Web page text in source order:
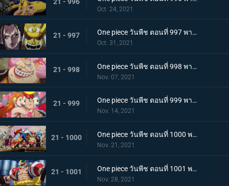
Oct. 24, 2021
21 - 997 One piece วันพีช ตอนที่ 997 พากย์ไทย การต่อสู้ใต้แสงจันทร์ นักรบคลั่ง ซูลอง
Oct. 31, 2021
21 - 998 One piece วันพีช ตอนที่ 998 พากย์ไทย ซุสเป็นปฏิปักษ์! นามิเข้าตาจน!
Nov. 07, 2021
21 - 999 One piece วันพีช ตอนที่ 999 พากย์ไทย เราจะปกป้องเจ้า การพบกันระหว่างยามาโตะกับโมโมโนะสุเกะ
Nov. 14, 2021
21 - 1000 One piece วันพีช ตอนที่ 1000 พากย์ไทย กำลังรบเหนือระดับ! กลุ่มหมวกฟางรวมพล
Nov. 21, 2021
21 - 1001 One piece วันพีช ตอนที่ 1001 พากย์ไทย การเชื้อเชิญที่อันตราย แผนกำจัดควีน
Nov. 28, 2021